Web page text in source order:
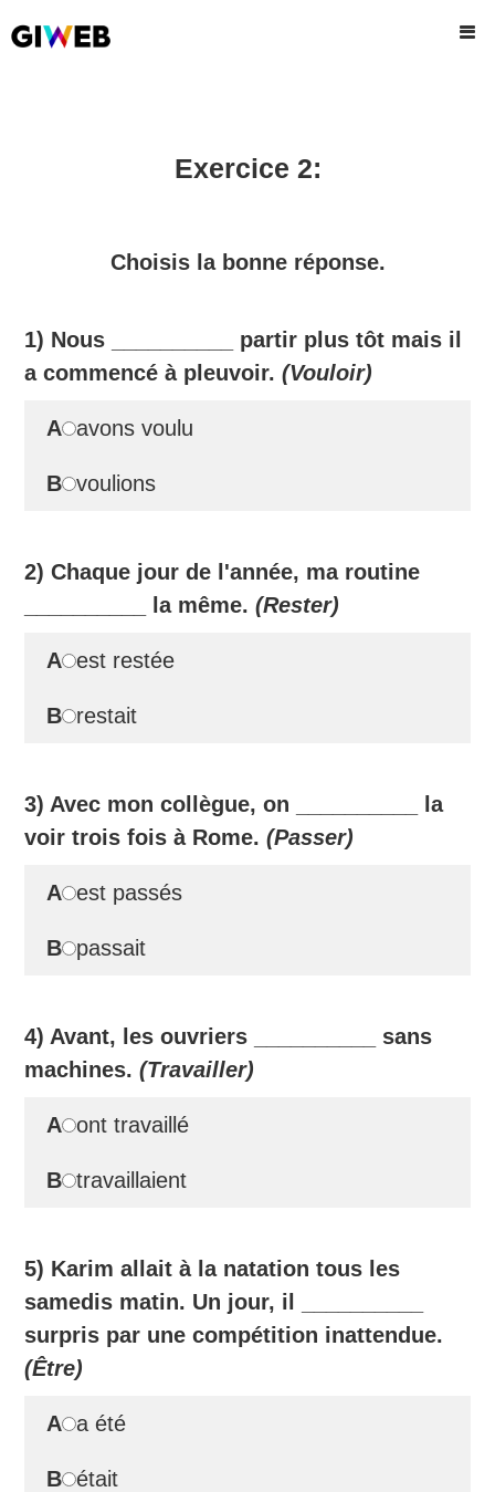
Exercice 2:
Choisis la bonne réponse.
1) Nous
partir plus tôt mais il
a commencé à pleuvoir.(Vouloir)
A avons voulu
B voulions
2) Chaque jour de l'année, ma routine
la même.(Rester)
A est restée
B restait
3) Avec mon collègue, on
la
voir trois fois à Rome.(Passer)
A est passés
B passait
4) Avant, les ouvriers
sans
machines.(Travailler)
A ont travaillé
B travaillaient
5) Karim allait à la natation tous les
samedis matin. Un jour, il
surpris par une compétition inattendue.
(Être)
A a été
B était